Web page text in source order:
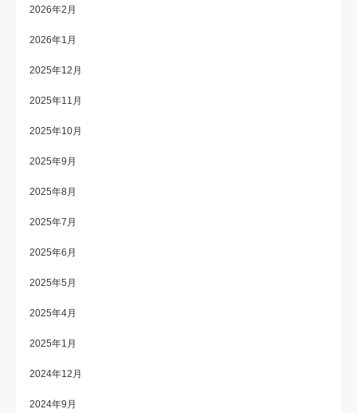
2026年2月
2026年1月
2025年12月
2025年11月
2025年10月
2025年9月
2025年8月
2025年7月
2025年6月
2025年5月
2025年4月
2025年1月
2024年12月
2024年9月